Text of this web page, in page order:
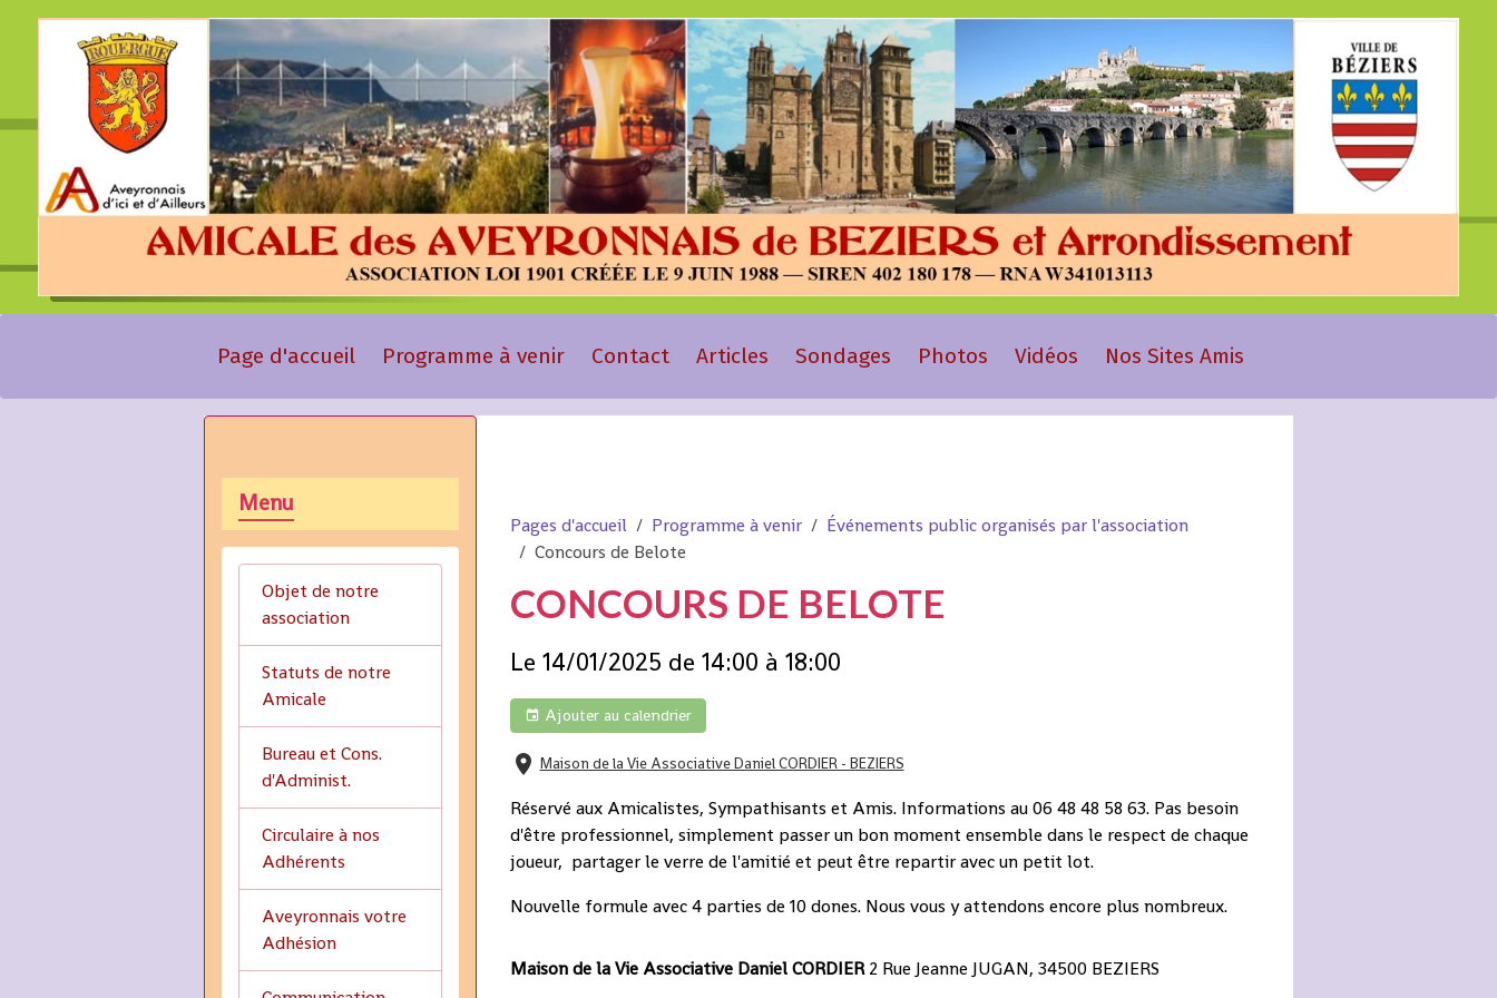
Page d'accueil Programme à venir Contact Articles Sondages Photos Vidéos Nos Sites Amis
Pages d'accueil Programme à venir
Événements public organisés par l'association
Concours de Belote
CONCOURS DE BELOTE
Le 14/01/2025 de 14:00 à 18:00
Ajouter au calendrier
Maison de la Vie Associative Daniel CORDIER - BEZIERS
Réservé aux Amicalistes, Sympathisants et Amis. Informations au 06 48 48 58 63. Pas besoin
d'être professionnel, simplement passer un bon moment ensemble dans le respect de chaque
joueur, partager le verre de l'amitié et peut être repartir avec un petit lot.
Nouvelle formule avec 4 parties de 10 dones. Nous vous y attendons encore plus nombreux.
Maison de la Vie Associative Daniel CORDIER2 Rue Jeanne JUGAN, 34500 BEZIERS
Menu
Objet de notre
association
Statuts de notre
Amicale
Bureau et Cons.
d'Administ.
Circulaire à nos
Adhérents
Aveyronnais votre
Adhésion